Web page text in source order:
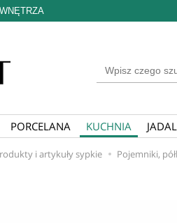
Wyszukaj
PORCELANA KUCHNIA
i artykuły sypkie Pojemniki,